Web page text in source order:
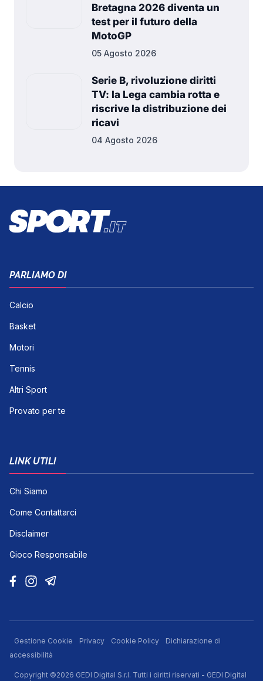
Bretagna 2026 diventa un
test per il futuro della
MotoGP
05 Agosto 2026
Serie B, rivoluzione diritti
TV: la Lega cambia rotta e
riscrive la distribuzione dei
ricavi
04 Agosto 2026
PARLIAMO DI
Calcio
Basket
Motori
Tennis
Altri Sport
Provato per te
LINK UTILI
Chi Siamo
Come Contattarci
Disclaimer
Gioco Responsabile
Gestione Cookie Privacy Cookie Policy
Dichiarazione di
accessibilità
Copyright ©2026 GEDI Digital S.r.l. Tutti i diritti riservati - GEDI Digital